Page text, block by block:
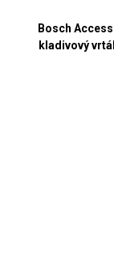
Bosch
kladivový